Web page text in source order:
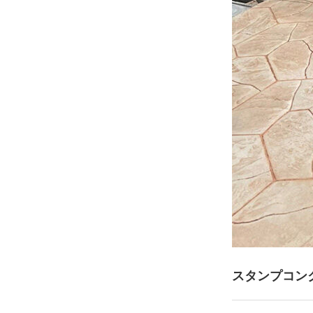
スタンプコン